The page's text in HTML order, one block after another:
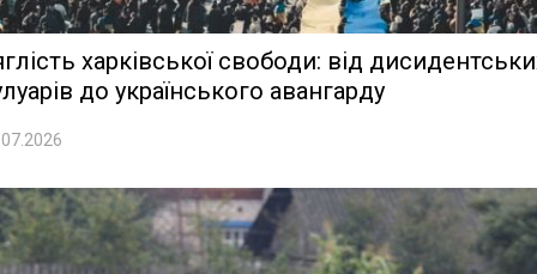
харківської свободи: від
до українського авангарду